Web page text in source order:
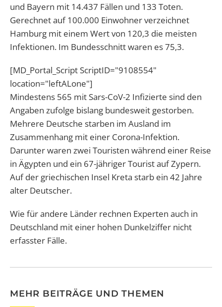
und Bayern mit 14.437 Fällen und 133 Toten.
Gerechnet auf 100.000 Einwohner verzeichnet
Hamburg mit einem Wert von 120,3 die meisten
Infektionen. Im Bundesschnitt waren es 75,3.
[MD_Portal_Script ScriptID="9108554"
location="leftALone"]
Mindestens 565 mit Sars-CoV-2 Infizierte sind den
Angaben zufolge bislang bundesweit gestorben.
Mehrere Deutsche starben im Ausland im
Zusammenhang mit einer Corona-Infektion.
Darunter waren zwei Touristen während einer Reise
in Ägypten und ein 67-jähriger Tourist auf Zypern.
Auf der griechischen Insel Kreta starb ein 42 Jahre
alter Deutscher.
Wie für andere Länder rechnen Experten auch in
Deutschland mit einer hohen Dunkelziffer nicht
erfasster Fälle.
MEHR BEITRÄGE UND THEMEN